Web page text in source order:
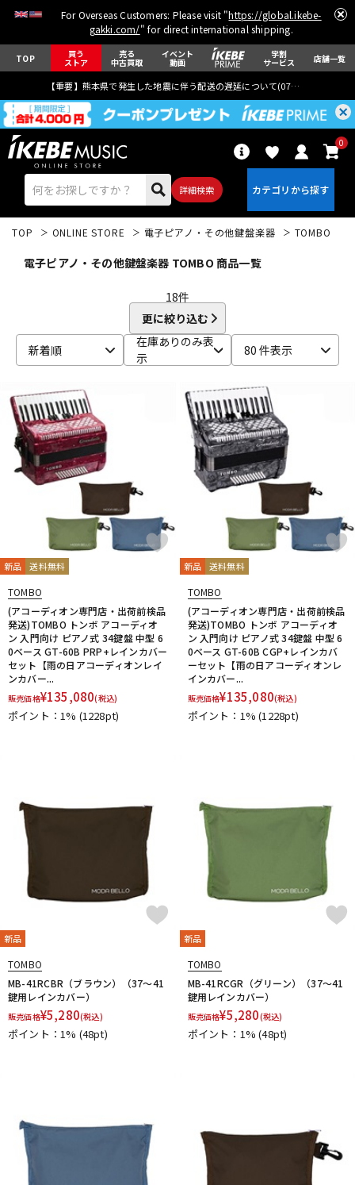
For Overseas Customers: Please visit "https://global.ikebe-
gakki.com/" for direct international shipping.
TOP 買う
ストア
売る
中古買取
イベント
動画
学割
サービス 店舗一覧
【重要】熊本県で発生した地震に伴う配送の遅延について(07月29日
詳細検索
0
ドラム パーカッション
キーボード 電子ピアノ
管楽器 その他楽器
アンプ エフェクター
DJ機器 DTM
DTM オンライン納品 レコーディング機器
TOP ONLINE STORE 電子ピアノ・その他鍵盤楽器 TOMBO
電子ピアノ・その他鍵盤楽器 TOMBO 商品一覧
18件
更に絞り込む
新着順
在庫ありのみ表
示
80 件表示
新品 送料無料
TOMBO
(アコーディオン専門店・出荷前検品
発送)TOMBO トンボ アコーディオ
ン 入門向け ピアノ式 34鍵盤 中型 6
0ベース GT-60B PRP+レインカバー
セット【雨の日アコーディオンレイ
ンカバー...
販売価格¥135,080(税込)
ポイント：1% (1228pt)
新品 送料無料
TOMBO
(アコーディオン専門店・出荷前検品
発送)TOMBO トンボ アコーディオ
ン 入門向け ピアノ式 34鍵盤 中型 6
0ベース GT-60B CGP+レインカバ
ーセット【雨の日アコーディオンレ
インカバー...
販売価格¥135,080(税込)
ポイント：1%(1228pt)
新品
TOMBO
MB-41RCBR（ブラウン）（37～41
鍵用レインカバー）
販売価格¥5,280(税込)
ポイント：1% (48pt)
新品
TOMBO
MB-41RCGR（グリーン）（37～41
鍵用レインカバー）
販売価格¥5,280(税込)
ポイント：1%(48pt)